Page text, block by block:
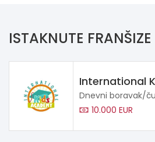
ISTAKNUTE FRANŠIZE
International
Dnevni boravak/
10.000 EUR